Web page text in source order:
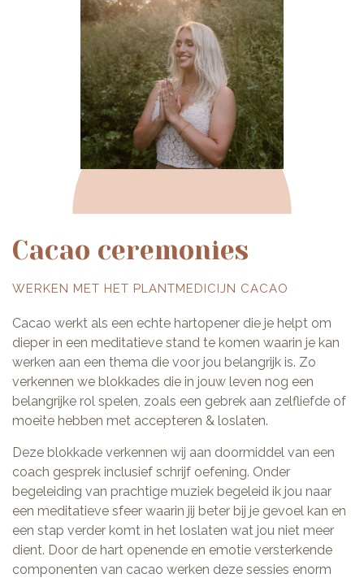
Cacao ceremonies
WERKEN MET HET PLANTMEDICIJN CACAO
Cacao werkt als een echte hartopener die je helpt om
dieper in een meditatieve stand te komen waarin je kan
werken aan een thema die voor jou belangrijk is. Zo
verkennen we blokkades die in jouw leven nog een
belangrijke rol spelen, zoals een gebrek aan zelfliefde of
moeite hebben met accepteren & loslaten.
Deze blokkade verkennen wij aan doormiddel van een
coach gesprek inclusief schrijf oefening. Onder
begeleiding van prachtige muziek begeleid ik jou naar
een meditatieve sfeer waarin jij beter bij je gevoel kan en
een stap verder komt in het loslaten wat jou niet meer
dient. Door de hart openende en emotie versterkende
componenten van cacao werken deze sessies enorm